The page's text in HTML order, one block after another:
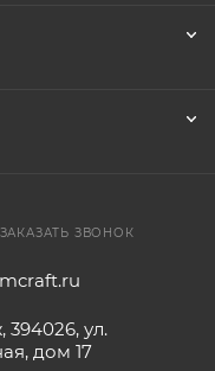
ЗАКАЗАТЬ ЗВОНОК
394026, ул.
дом 17